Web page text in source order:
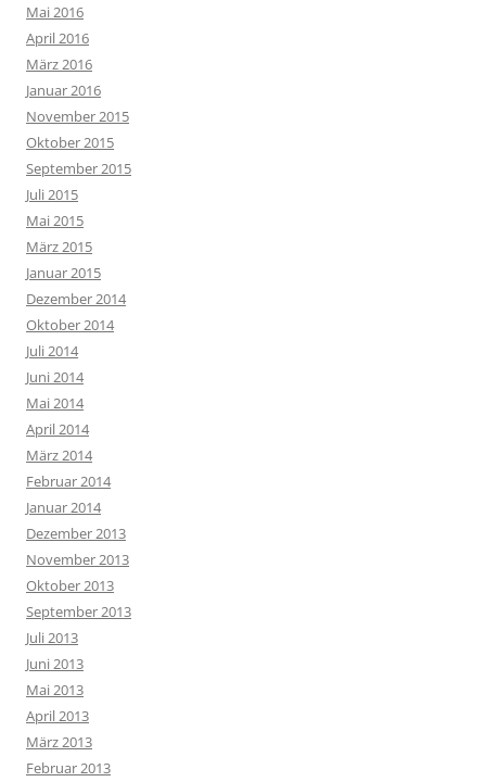
Mai 2016
April 2016
März 2016
Januar 2016
November 2015
Oktober 2015
September 2015
Juli 2015
Mai 2015
März 2015
Januar 2015
Dezember 2014
Oktober 2014
Juli 2014
Juni 2014
Mai 2014
April 2014
März 2014
Februar 2014
Januar 2014
Dezember 2013
November 2013
Oktober 2013
September 2013
Juli 2013
Juni 2013
Mai 2013
April 2013
März 2013
Februar 2013